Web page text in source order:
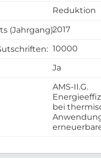
Reduktion
(Jahrgang):2017
10000
Ja
AMS-II.G.
bei